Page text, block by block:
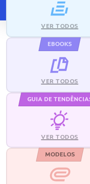
VER TODOS
EBOOKS
VER TODOS
GUIA DE
VER TODOS
MODELOS